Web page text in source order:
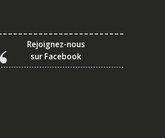
Rejoignez-nous
sur Facebook